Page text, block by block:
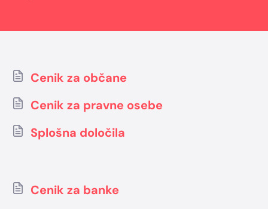
Cenik za občane
Cenik za pravne osebe
Splošna določila
Cenik za banke